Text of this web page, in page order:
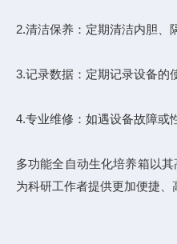
2.清洁保养：定期清洁内胆、
3.记录数据：定期记录设备的
4.专业维修：如遇设备故障或
多功能全自动生化培养箱以
为科研工作者提供更加便捷